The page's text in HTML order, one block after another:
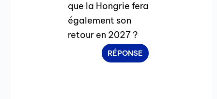
que la Hongrie fera
également son
retour en 2027 ?
RÉPONSE